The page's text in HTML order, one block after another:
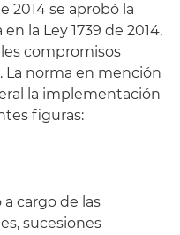
2014 se aprobó la
la Ley 1739 de 2014,
compromisos
La norma en mención
la implementación
figuras:
cargo de las
sucesiones